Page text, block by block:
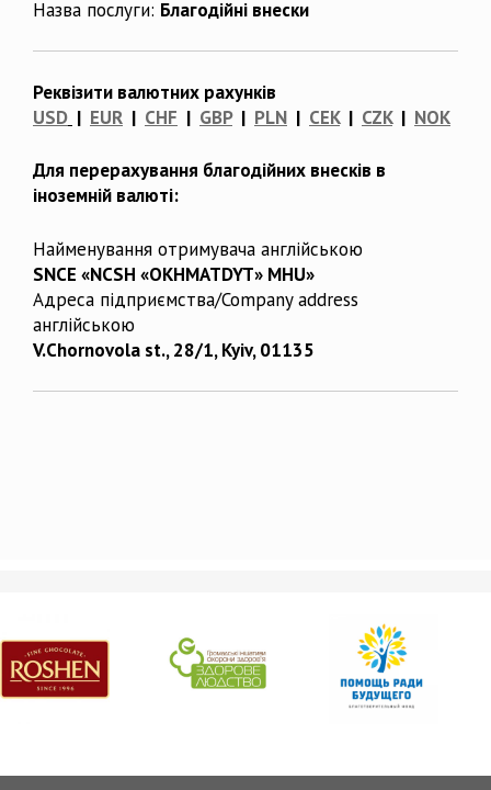
Назва послуги: Благодійні внески
Реквізити валютних рахунків
USD | EUR | CHF | GBP| PLN | CEK| CZK| NOK
Для перерахування благодійних внесків в
іноземній валюті:
Найменування отримувача англійською
SNCE «NCSH «OKHMATDYT» MHU»
Адреса підприємства/Company address
англійською
V.Chornovola st., 28/1, Kyiv, 01135